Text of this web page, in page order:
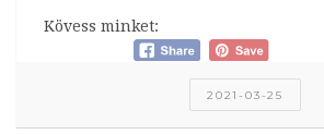
Kövess minket:
2021-03-25